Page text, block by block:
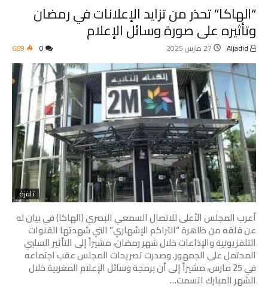
“الهاكا” تحذر من تزايد الإعلانات في رمضان
وتأثيره على صورة وسائل الإعلام
27 مارس 2025 669
تلفزة
أعرب المجلس الأعلى للاتصال السمعي البصري (الهاكا) في بيان له
عن قلقه من ظاهرة “التراكم الإشهاري” التي شهدتها القنوات
التلفزيونية والإذاعات خلال شهر رمضان، مشيراً إلى التأثير السلبي
المحتمل على الجمهور. وصدرت تصريحات المجلس عقب اجتماعه
في 25 مارس، مشيراً إلى أن برمجة وسائل الإعلام المغربية خلال
الشهر المبارك اتسمت…